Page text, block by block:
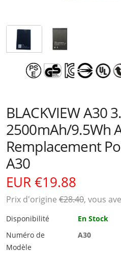
BLACKVIEW A30
2500mAh/9.5Wh
Remplacement
A30
EUR €19.88
Prix ​​d'origine €28.40, vous
Disponibilité
En Stock
Numéro de
Modèle
A30